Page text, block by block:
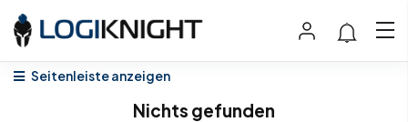
Seitenleiste anzeigen
Nichts gefunden